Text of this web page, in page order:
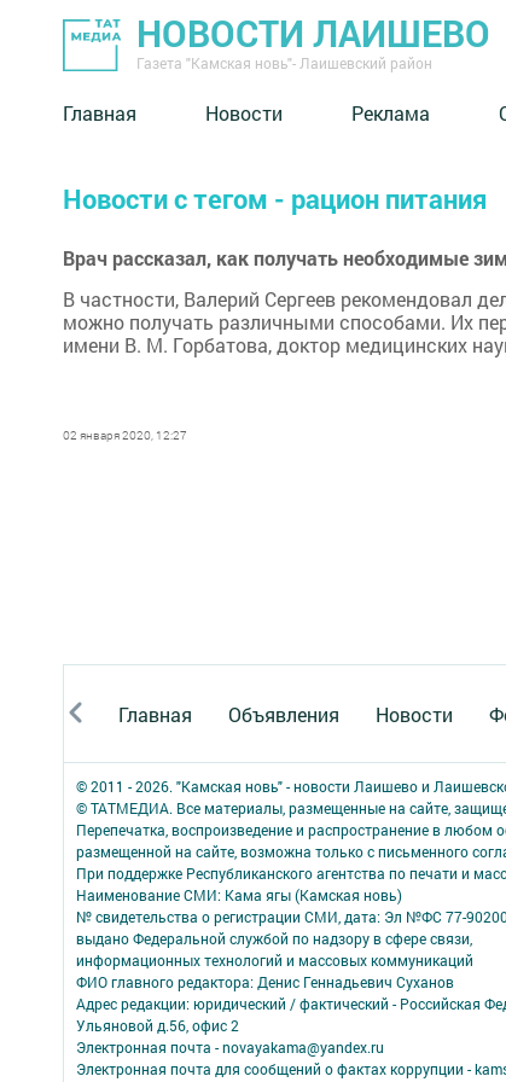
НОВОСТИ ЛАИШЕВО
Газета "Камская новь"- Лаишевский район
Главная Новости Реклама
Новости с тегом - рацион питания
Врач рассказал, как получать необходимые
В частности, Валерий Сергеев рекомендовал
можно получать различными способами. Их
имени В. М. Горбатова, доктор медицинских
02 января 2020, 12:27
Главная Объявления Новости
© 2011 - 2026. "Камская новь" - новости Лаишево и
© ТАТМЕДИА. Все материалы, размещенные на сайте,
Перепечатка, воспроизведение и распространение в любом
размещенной на сайте, возможна только с письменного
При поддержке Республиканского агентства по печати и
Наименование СМИ: Кама ягы (Камская новь)
№ свидетельства о регистрации СМИ, дата: Эл №ФC 77-
выдано Федеральной службой по надзору в сфере связи,
информационных технологий и массовых коммуникаций
ФИО главного редактора: Денис Геннадьевич Суханов
Адрес редакции: юридический / фактический - Российская
Ульяновой д.56, офис 2
Электронная почта - novayakama@yandex.ru
Электронная почта для сообщений о фактах коррупции -